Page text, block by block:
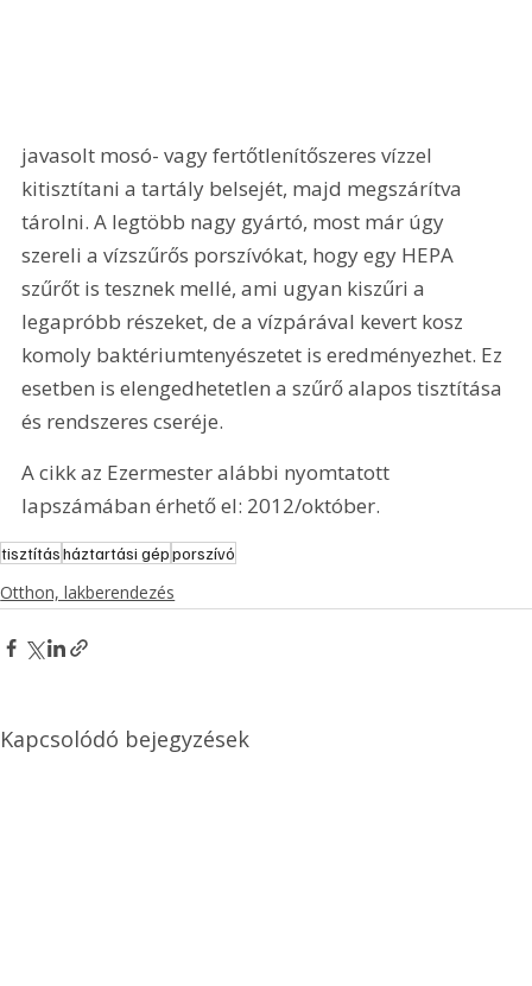
javasolt mosó- vagy fertőtlenítőszeres vízzel
kitisztítani a tartály belsejét, majd megszárítva
tárolni. A legtöbb nagy gyártó, most már úgy
szereli a vízszűrős porszívókat, hogy egy HEPA
szűrőt is tesznek mellé, ami ugyan kiszűri a
legapróbb részeket, de a vízpárával kevert kosz
komoly baktériumtenyészetet is eredményezhet. Ez
esetben is elengedhetetlen a szűrő alapos tisztítása
és rendszeres cseréje.
A cikk az Ezermester alábbi nyomtatott
lapszámában érhető el: 2012/október.
tisztításháztartási gépporszívó
Otthon, lakberendezés
Kapcsolódó bejegyzések